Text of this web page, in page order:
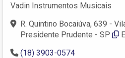
Vadin Instrumentos Musicais
R. Quintino Bocaiúva, 639 -
Presidente Prudente - SP
(18) 3903-0574